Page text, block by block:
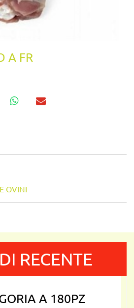
A FR
OVINI
RECENTE
A 180PZ